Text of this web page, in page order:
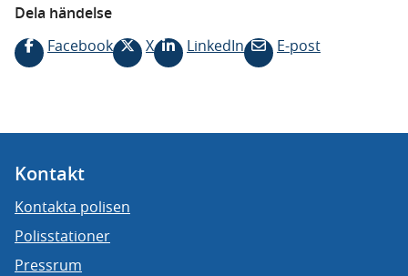
Dela händelse
Facebook
X LinkedIn E-post
Kontakt
Kontakta polisen
Polisstationer
Pressrum